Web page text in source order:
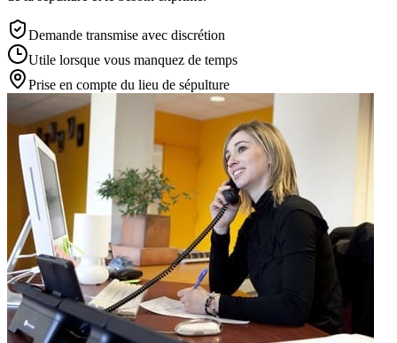
Demande transmise avec discrétion
Utile lorsque vous manquez de temps
Prise en compte du lieu de sépulture